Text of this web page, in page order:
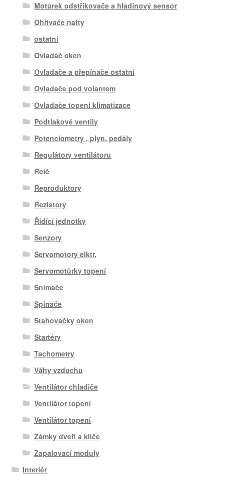
Motůrek odstřikovače a hladinový sensor
Ohřívače nafty
ostatní
Ovladač oken
Ovladače a přepínače ostatní
Ovladače pod volantem
Ovladače topení klimatizace
Podtlakové ventily
Potenciometry , plyn. pedály
Regulátory ventilátoru
Relé
Reproduktory
Rezistory
Řídící jednotky
Senzory
Servomotory elktr.
Servomotůrky topení
Snímače
Spínače
Stahovačky oken
Startéry
Tachometry
Váhy vzduchu
Ventilátor chladiče
Ventilátor topení
Ventilátor topení
Zámky dveří a klíče
Zapalovací moduly
Interiér